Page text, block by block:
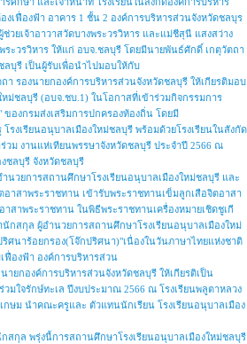
เฟื่องฟ้า อาคาร 1 ชั้น 2 องค์การบริหารส่วนจังหวัดชลบุร
วยเจ้าอาวาสวัดบางพระวรวิหาร และแม่ชีสุนี แสงสว่าง
ระวรวิหาร ให้แก่ อบจ.ชลบุรี โดยมีนายพันธ์ศักดิ์ เกตุวัตถา
ลบุรี เป็นผู้รับเพื่อนำไปมอบให้กับ
า รองนายกองค์การบริหารส่วนจังหวัดชลบุรี ให้เกียรติมอบ
หม่ชลบุรี (อบจ.ชบ.1) ในโอกาสที่เข้าร่วมกิจกรรมการ
ของกรมส่งเสริมการปกครองท้องถิ่น โดยมี
รงเรียนอนุบาลเมืองใหม่ชลบุรี พร้อมด้วยโรงเรียนในสังกัด
วม งานแห่เทียนพรรษาจังหวัดชลบุรี ประจำปี 2566 ณ
ชลบุรี จังหวัดชลบุรี
นวยการสถานศึกษาโรงเรียนอนุบาลเมืองใหม่ชลบุรี และ
าสาพระราชทาน เข้ารับพระราชทานเข็มลูกเสือจิตอาสา
สาพระราชทาน ในพิธีพระราชทานเครื่องหมายเชิดชูเกี
กสกุล ผู้อำนวยการสถานศึกษาโรงเรียนอนุบาลเมืองใหม่
ศนาร้อยกรอง(โจ๊กปริศนา)"เนื่องในวันภาษาไทยแห่งชาติ
ฟื่องฟ้า องค์การบริหารส่วน
ยกองค์การบริหารส่วนจังหวัดชลบุรี ให้เกียรติเป็น
วมใจรักษ์ทะเล ปีงบประมาณ 2566 ณ โรงเรียนพลูตาหลวง
ษม นำคณะครูและ ตัวแทนนักเรียน โรงเรียนอนุบาลเมือง
สกุล พรุ่งนี้การสถานศึกษาโรงเรียนอนุบาลเมืองใหม่ชลบุรี